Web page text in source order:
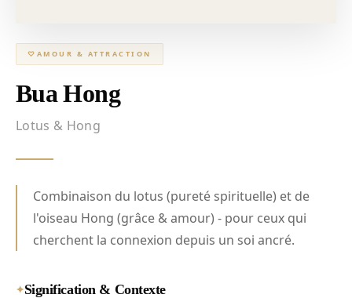
♡ AMOUR & ATTRACTION
Bua Hong
Lotus & Hong
Combinaison du lotus (pureté spirituelle) et de
l'oiseau Hong (grâce & amour) - pour ceux qui
cherchent la connexion depuis un soi ancré.
✦Signification & Contexte